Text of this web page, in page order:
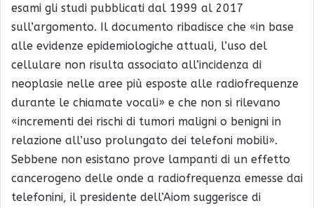
esami gli studi pubblicati dal 1999 al 2017
sull’argomento. Il documento ribadisce che «in base
alle evidenze epidemiologiche attuali, l’uso del
cellulare non risulta associato all’incidenza di
neoplasie nelle aree più esposte alle radiofrequenze
durante le chiamate vocali» e che non si rilevano
«incrementi dei rischi di tumori maligni o benigni in
relazione all’uso prolungato dei telefoni mobili».
Sebbene non esistano prove lampanti di un effetto
cancerogeno delle onde a radiofrequenza emesse dai
telefonini, il presidente dell’Aiom suggerisce di